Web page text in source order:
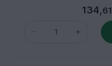
134,61